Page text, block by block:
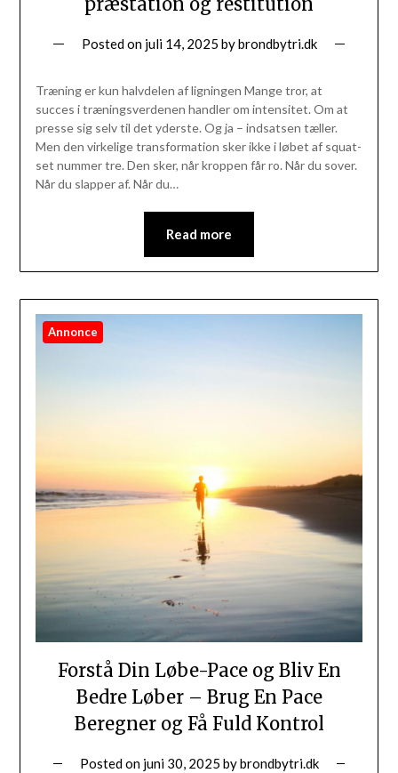
Posted on juli 14, 2025 bybrondbytri.dk
Træning er kun halvdelen af ligningen Mange tror, at
succes i træningsverdenen handler om intensitet. Om at
presse sig selv til det yderste. Og ja – indsatsen tæller.
Men den virkelige transformation sker ikke i løbet af squat-
set nummer tre. Den sker, når kroppen får ro. Når du sover.
Når du slapper af. Når du…
Read more
Annonce
Forstå Din Løbe-Pace og Bliv En
Bedre Løber – Brug En Pace
Beregner og Få Fuld Kontrol
Posted on juni 30, 2025 bybrondbytri.dk